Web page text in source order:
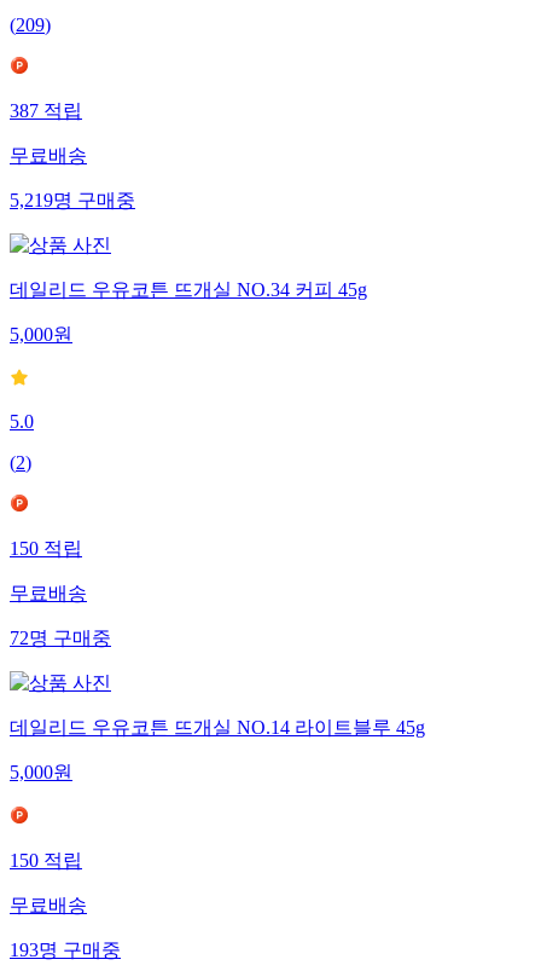
(209)
387적립
무료배송
5,219명구매중
데일리드 우유코튼 뜨개실 NO.34 커피 45g
5,000원
5.0
(2)
150적립
무료배송
72명구매중
데일리드 우유코튼 뜨개실 NO.14 라이트블루 45g
5,000원
150적립
무료배송
193명구매중